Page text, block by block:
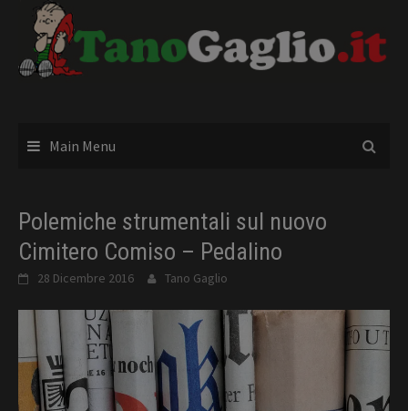
content
Main Menu
Polemiche strumentali sul nuovo
Cimitero Comiso – Pedalino
28 Dicembre 2016 Tano Gaglio